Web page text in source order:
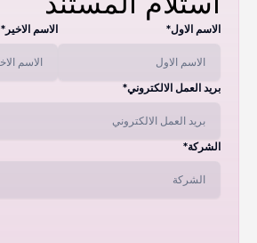
الاسم الاول* الاسم الاخير*
بريد العمل الالكتروني*
الشركة*